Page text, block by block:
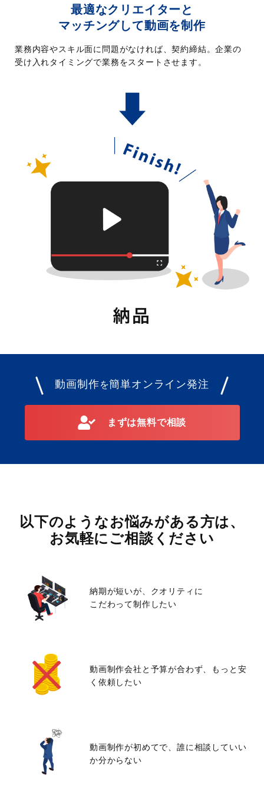
最適なクリエイターと
マッチングして動画を制作
業務内容やスキル面に問題がなければ、契約締結。企業の
受け入れタイミングで業務をスタートさせます。
動画制作を簡単オンライン発注
まずは無料で相談
以下のようなお悩みがある方は、
お気軽にご相談ください
納期が短いが、クオリティに
こだわって制作したい
動画制作会社と予算が合わず、
もっと安
く依頼したい
動画制作が初めてで、 誰に相談していい
か分からない